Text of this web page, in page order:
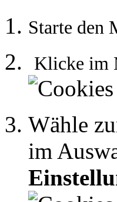
Starte den
Klicke im
Wähle
im